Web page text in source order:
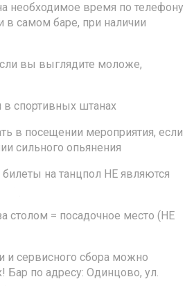
необходимое время по телефону
в самом баре, при наличии
вы выглядите моложе,
спортивных штанах
в посещении мероприятия, если
сильного опьянения
на танцпол НЕ являются
столом = посадочное место (НЕ
и сервисного сбора можно
Бар по адресу: Одинцово, ул.